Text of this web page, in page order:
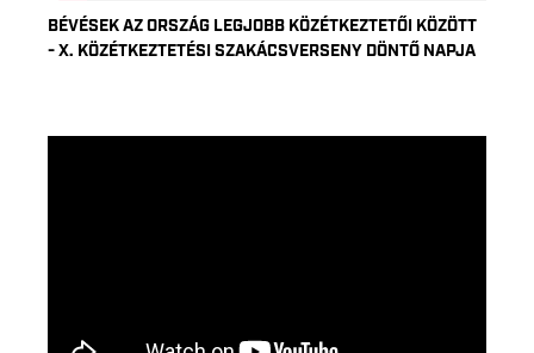
BÉVÉSEK AZ ORSZÁG LEGJOBB KÖZÉTKEZTETŐI KÖZÖTT
- X. KÖZÉTKEZTETÉSI SZAKÁCSVERSENY DÖNTŐ NAPJA